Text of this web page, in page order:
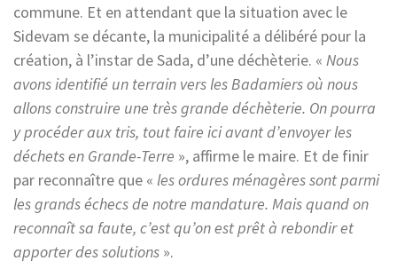
commune. Et en attendant que la situation avec le
Sidevam se décante, la municipalité a délibéré pour la
création, à l’instar de Sada, d’une déchèterie. « Nous
avons identifié un terrain vers les Badamiers où nous
allons construire une très grande déchèterie. On pourra
y procéder aux tris, tout faire ici avant d’envoyer les
déchets en Grande-Terre », affirme le maire. Et de finir
par reconnaître que « les ordures ménagères sont parmi
les grands échecs de notre mandature. Mais quand on
reconnaît sa faute, c’est qu’on est prêt à rebondir et
apporter des solutions ».